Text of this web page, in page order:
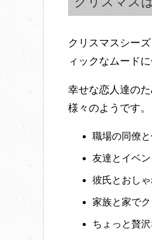
クリスマスシー
ィックなムードに
幸せな恋人達の
様々のようです。
職場の同僚
友達とイベ
彼氏とおし
家族と家で
ちょっと贅